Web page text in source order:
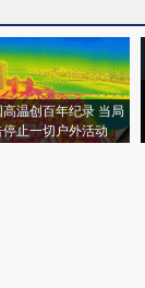
高温创百年纪录 当局
停止一切户外活动